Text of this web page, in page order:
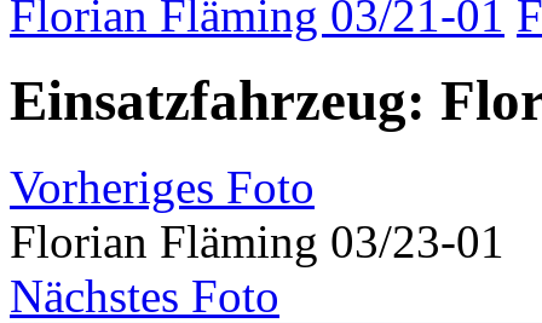
Florian Fläming 03/21-01
Einsatzfahrzeug:
Vorheriges Foto
Florian Fläming 03/23-01
Nächstes Foto